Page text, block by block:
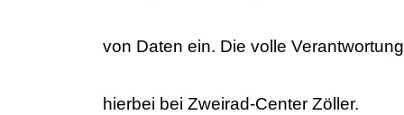
von Daten ein. Die volle
hierbei bei Zweirad-Center Zöller.